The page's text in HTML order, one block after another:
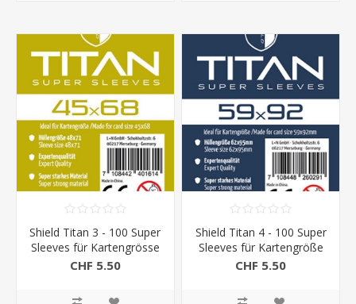
Shield Titan 3 - 100 Super
Sleeves für Kartengrösse
45 x 68 mm
CHF 5.50
Shield Titan 4 - 100 Super
Sleeves für Kartengröße
59 x 92 mm
CHF 5.50